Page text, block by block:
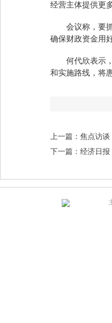
经营主体提供更
会议称，要
确保财政资金用
何代欣表示
和实施路线，将
上一篇：焦点访
下一篇：经济日